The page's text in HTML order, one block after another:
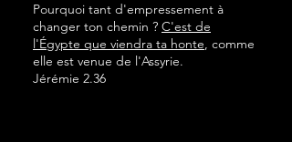
Pourquoi tant d'empressement à
changer ton chemin ? C'est de
l'Égypte que viendra ta honte, comme
elle est venue de l'Assyrie.
Jérémie 2.36